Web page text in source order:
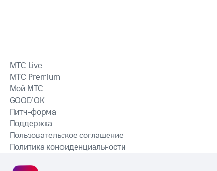
MTС Live
MTС Premium
Мой МТС
GOOD’OK
Питч-форма
Поддержка
Пользовательское соглашение
Политика конфиденциальности